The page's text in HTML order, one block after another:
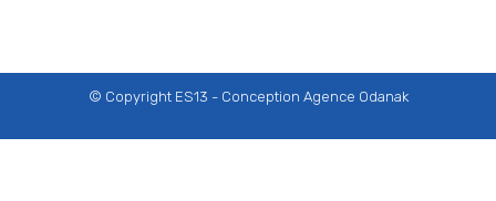
© Copyright ES13 - Conception Agence Odanak